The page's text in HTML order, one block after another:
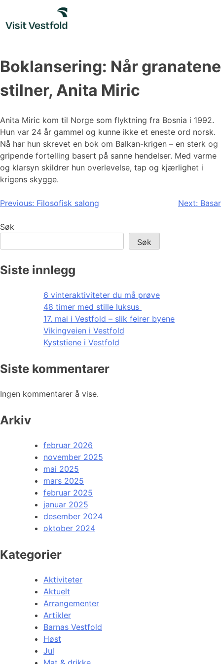
content
Boklansering: Når granatene
stilner, Anita Miric
Anita Miric kom til Norge som flyktning fra Bosnia i 1992.
Hun var 24 år gammel og kunne ikke et eneste ord norsk.
Nå har hun skrevet en bok om Balkan-krigen – en sterk og
gripende fortelling basert på sanne hendelser. Med varme
og klarsyn skildrer hun overlevelse, tap og kjærlighet i
krigens skygge.
Innleggsnavigasjon
Previous: Filosofisk salong Next: Basar
Søk
Søk
Siste innlegg
6 vinteraktiviteter du må prøve
48 timer med stille luksus
17. mai i Vestfold – slik feirer byene
Vikingveien i Vestfold
Kyststiene i Vestfold
Siste kommentarer
Ingen kommentarer å vise.
Arkiv
februar 2026
november 2025
mai 2025
mars 2025
februar 2025
januar 2025
desember 2024
oktober 2024
Kategorier
Aktiviteter
Aktuelt
Arrangementer
Artikler
Barnas Vestfold
Høst
Jul